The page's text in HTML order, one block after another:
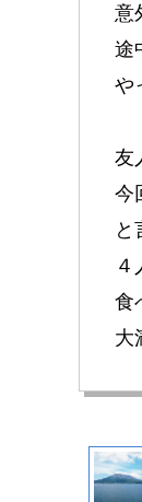
意
途
や
友
今
と
食
大